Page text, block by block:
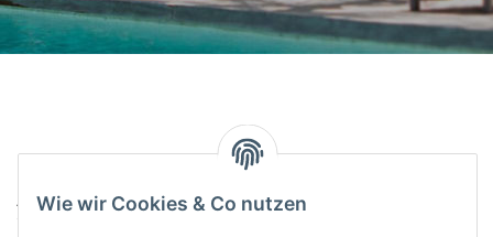
Anmelden für registrierte Kunden
Wie wir Cookies & Co nutzen